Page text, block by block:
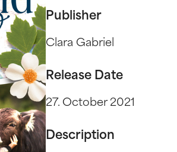
Publisher
Clara Gabriel
Release Date
27. October 2021
Description